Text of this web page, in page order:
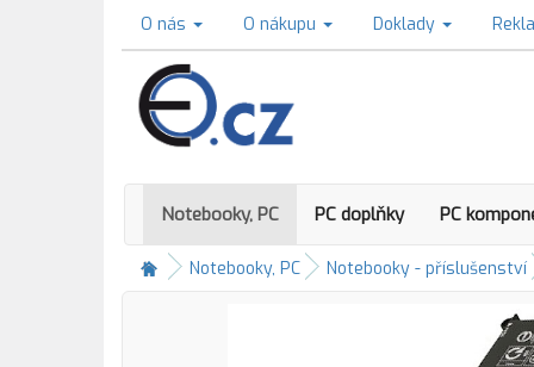
O nás O nákupu Doklady
Notebooky, PC PC doplňky PC
Notebooky, PC Notebooky - příslušenství